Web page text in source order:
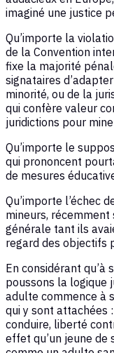
imaginé une justice
Qu’importe la
de la Convention
fixe la majorité
signataires
minorité, ou de la
qui confère valeur
juridictions pour
Qu’importe le
qui prononcent
de mesures
Qu’importe l’échec
mineurs, récemment
générale tant ils
regard des objectifs
En considérant qu’à
poussons la logique
adulte commence à
qui y sont attachées
conduire, liberté
effet qu’un jeune de